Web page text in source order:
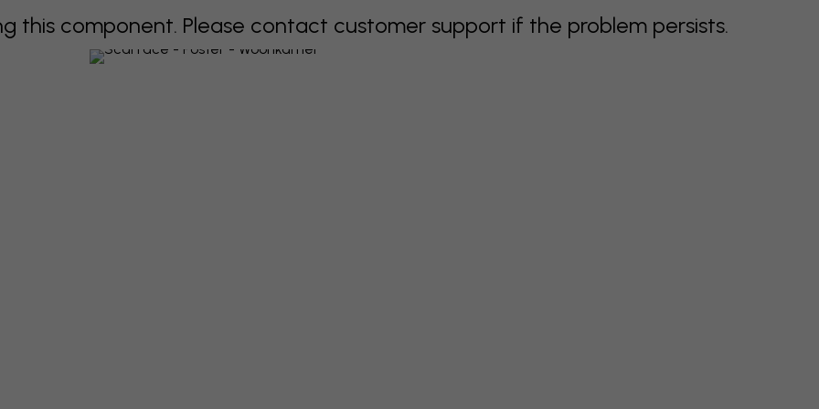
this component. Please contact customer support if the problem persists.